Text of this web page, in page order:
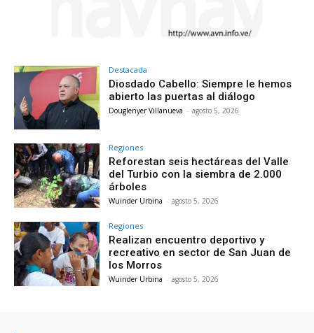
Destacada
Diosdado Cabello: Siempre le hemos
abierto las puertas al diálogo
Douglenyer Villanueva - agosto 5, 2026
Regiones
Reforestan seis hectáreas del Valle
del Turbio con la siembra de 2.000
árboles
Wuinder Urbina - agosto 5, 2026
Regiones
Realizan encuentro deportivo y
recreativo en sector de San Juan de
los Morros
Wuinder Urbina - agosto 5, 2026